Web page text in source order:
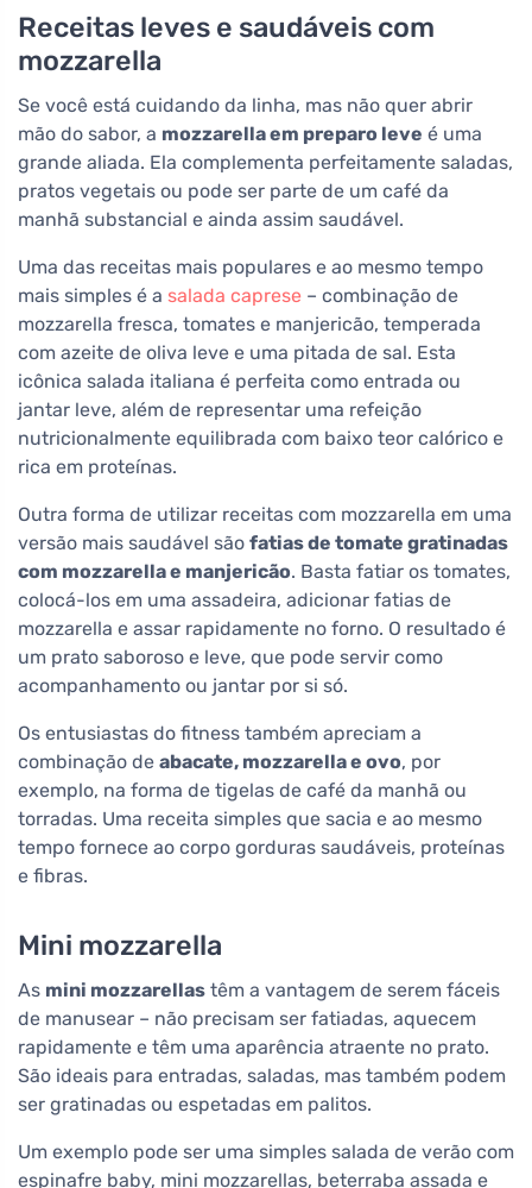
Receitas leves e saudáveis com
mozzarella
Se você está cuidando da linha, mas não quer abrir
mão do sabor, a mozzarella em preparo leve é uma
grande aliada. Ela complementa perfeitamente saladas,
pratos vegetais ou pode ser parte de um café da
manhã substancial e ainda assim saudável.
Uma das receitas mais populares e ao mesmo tempo
mais simples é a salada caprese – combinação de
mozzarella fresca, tomates e manjericão, temperada
com azeite de oliva leve e uma pitada de sal. Esta
icônica salada italiana é perfeita como entrada ou
jantar leve, além de representar uma refeição
nutricionalmente equilibrada com baixo teor calórico e
rica em proteínas.
Outra forma de utilizar receitas com mozzarella em uma
versão mais saudável são fatias de tomate gratinadas
com mozzarella e manjericão. Basta fatiar os tomates,
colocá-los em uma assadeira, adicionar fatias de
mozzarella e assar rapidamente no forno. O resultado é
um prato saboroso e leve, que pode servir como
acompanhamento ou jantar por si só.
Os entusiastas do fitness também apreciam a
combinação de abacate, mozzarella e ovo, por
exemplo, na forma de tigelas de café da manhã ou
torradas. Uma receita simples que sacia e ao mesmo
tempo fornece ao corpo gorduras saudáveis, proteínas
e fibras.
Mini mozzarella
As mini mozzarellas têm a vantagem de serem fáceis
de manusear – não precisam ser fatiadas, aquecem
rapidamente e têm uma aparência atraente no prato.
São ideais para entradas, saladas, mas também podem
ser gratinadas ou espetadas em palitos.
Um exemplo pode ser uma simples salada de verão com
espinafre baby, mini mozzarellas, beterraba assada e